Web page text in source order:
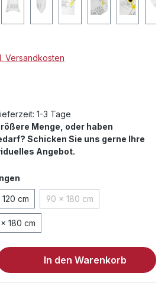
Versandkosten
von 5 von 5 Sternen
1-3 Tage
Menge, oder haben
Schicken Sie uns gerne Ihre
Angebot.
cm 90 x 180 cm(Diese Option ist zurzeit
180 cm
Gib den
In den Warenkorb